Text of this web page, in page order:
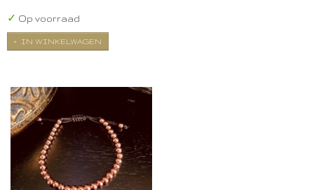
✓ Op voorraad
IN WINKELWAGEN